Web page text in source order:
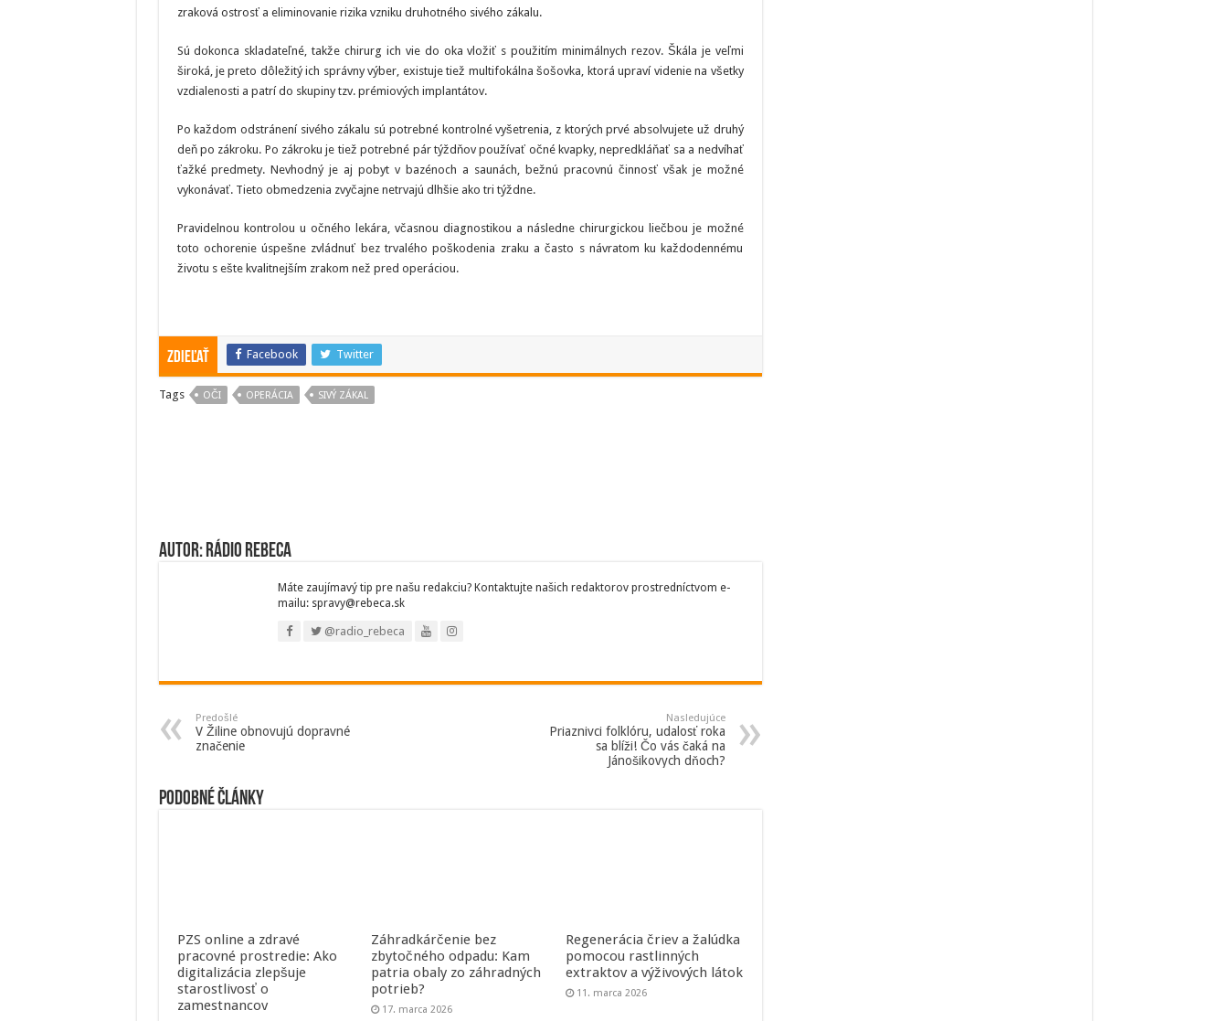
zraková ostrosť a eliminovanie rizika vzniku druhotného sivého zákalu.
Sú dokonca skladateľné, takže chirurg ich vie do oka vložiť s použitím minimálnych rezov. Škála je veľmi
široká, je preto dôležitý ich správny výber, existuje tiež multifokálna šošovka, ktorá upraví videnie na všetky
vzdialenosti a patrí do skupiny tzv. prémiových implantátov.
Po každom odstránení sivého zákalu sú potrebné kontrolné vyšetrenia, z ktorých prvé absolvujete už druhý
deň po zákroku. Po zákroku je tiež potrebné pár týždňov používať očné kvapky, nepredkláňať sa a nedvíhať
ťažké predmety. Nevhodný je aj pobyt v bazénoch a saunách, bežnú pracovnú činnosť však je možné
vykonávať. Tieto obmedzenia zvyčajne netrvajú dlhšie ako tri týždne.
Pravidelnou kontrolou u očného lekára, včasnou diagnostikou a následne chirurgickou liečbou je možné
toto ochorenie úspešne zvládnuť bez trvalého poškodenia zraku a často s návratom ku každodennému
životu s ešte kvalitnejším zrakom než pred operáciou.
Zdieľať Facebook Twitter
Tags OČI OPERÁCIA SIVÝ ZÁKAL
Autor: Rádio Rebeca
Máte zaujímavý tip pre našu redakciu? Kontaktujte našich redaktorov prostredníctvom e-
mailu: spravy@rebeca.sk
@radio_rebeca
Predošlé
V Žiline obnovujú dopravné
značenie
Nasledujúce
Priaznivci folklóru, udalosť roka
sa blíži! Čo vás čaká na
Jánošikovych dňoch?
Podobné články
PZS online a zdravé
pracovné prostredie: Ako
digitalizácia zlepšuje
starostlivosť o
zamestnancov
Záhradkárčenie bez
zbytočného odpadu: Kam
patria obaly zo záhradných
potrieb?
17. marca 2026
Regenerácia čriev a žalúdka
pomocou rastlinných
extraktov a výživových látok
11. marca 2026